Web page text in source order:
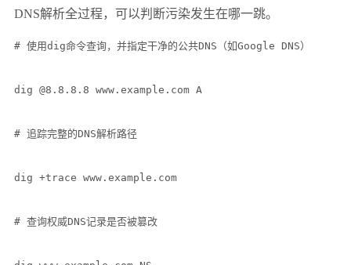
DNS解析全过程，可以判断污染发生在哪一跳。
# 使用dig命令查询，并指定干净的公共DNS（如Google DNS）
dig @8.8.8.8 www.example.com A
# 追踪完整的DNS解析路径
dig +trace www.example.com
# 查询权威DNS记录是否被篡改